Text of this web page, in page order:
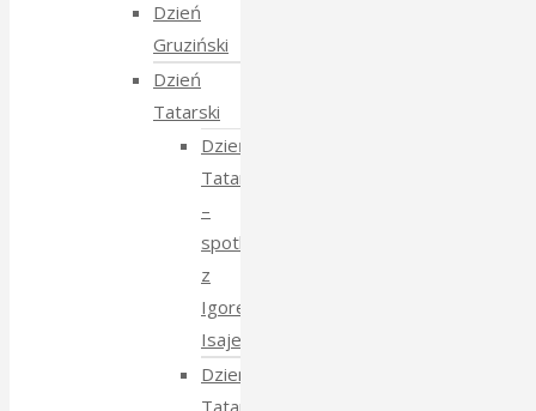
Dzień
Gruziński
Dzień
Tatarski
Dzień
Tatarski
–
spotkanie
z
Igorem
Isajewem
Dzien
Tatarski